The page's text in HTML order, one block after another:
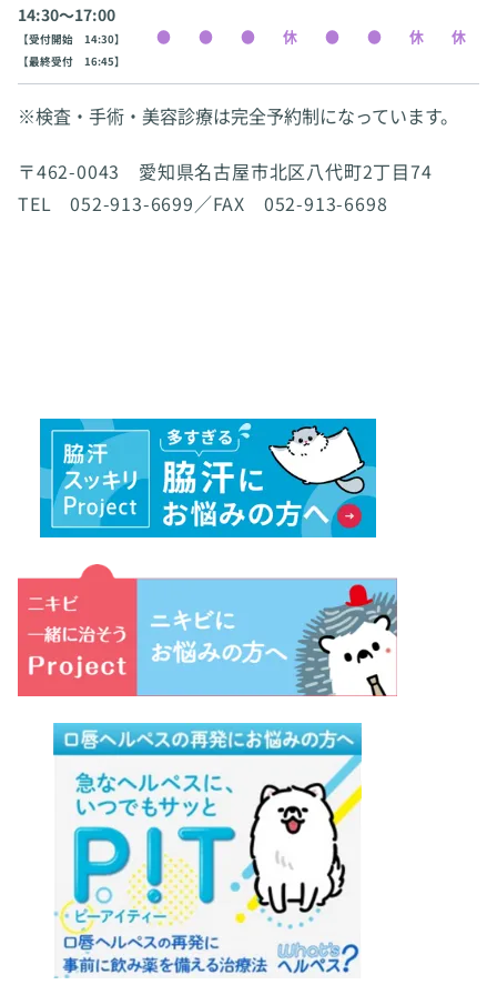
14:30〜17:00
【受付開始 14:30】
【最終受付 16:45】
※検査・手術・美容診療は完全予約制になっています。
〒462-0043 愛知県名古屋市北区八代町2丁目74
TEL 052-913-6699／FAX 052-913-6698